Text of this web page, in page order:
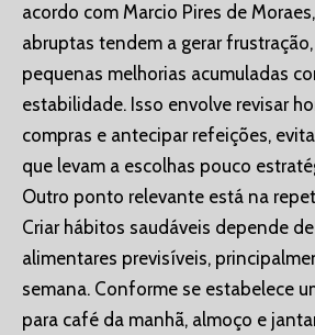
acordo com Marcio Pires de
abruptas tendem a gerar
pequenas melhorias acumuladas
estabilidade. Isso envolve revisar
compras e antecipar refeições,
que levam a escolhas pouco
Outro ponto relevante está na
Criar hábitos saudáveis depende
alimentares previsíveis,
semana. Conforme se estabelece
para café da manhã, almoço e